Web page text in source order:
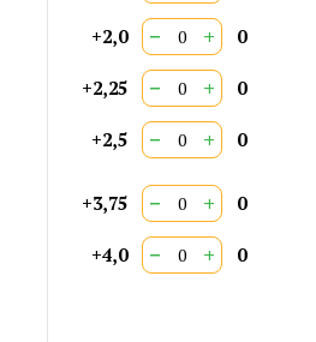
+2,0 − + 0
+2,25 − + 0
+2,5 − + 0
+3,75 − + 0
+4,0 − + 0